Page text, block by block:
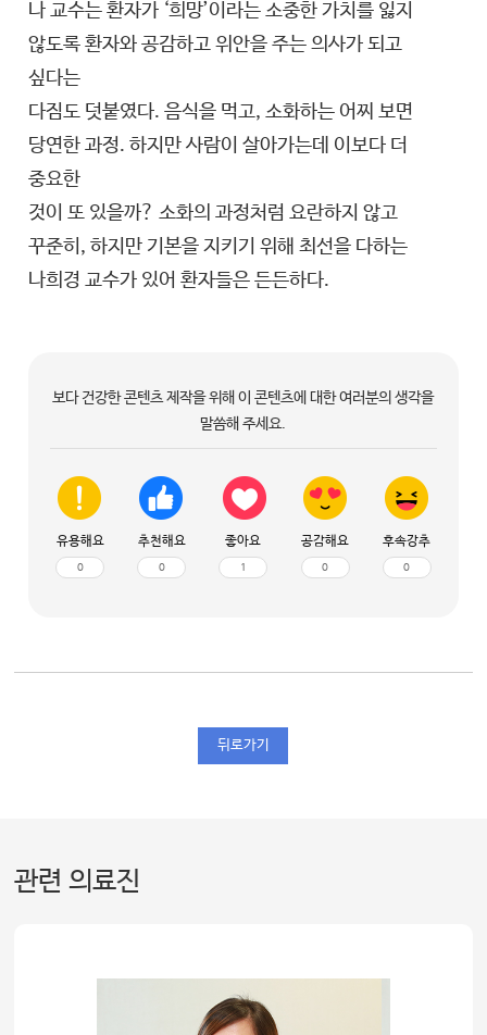
나 교수는 환자가 ‘희망’이라는 소중한 가치를 잃지
않도록 환자와 공감하고 위안을 주는 의사가 되고
싶다는
다짐도 덧붙였다. 음식을 먹고, 소화하는 어찌 보면
당연한 과정. 하지만 사람이 살아가는데 이보다 더
중요한
것이 또 있을까? 소화의 과정처럼 요란하지 않고
꾸준히, 하지만 기본을 지키기 위해 최선을 다하는
나희경 교수가 있어 환자들은 든든하다.
보다 건강한 콘텐츠 제작을 위해 이 콘텐츠에 대한 여러분의 생각을
말씀해 주세요.
유용해요
0
추천해요
0
좋아요
1
공감해요
0
후속강추
0
뒤로가기
관련 의료진